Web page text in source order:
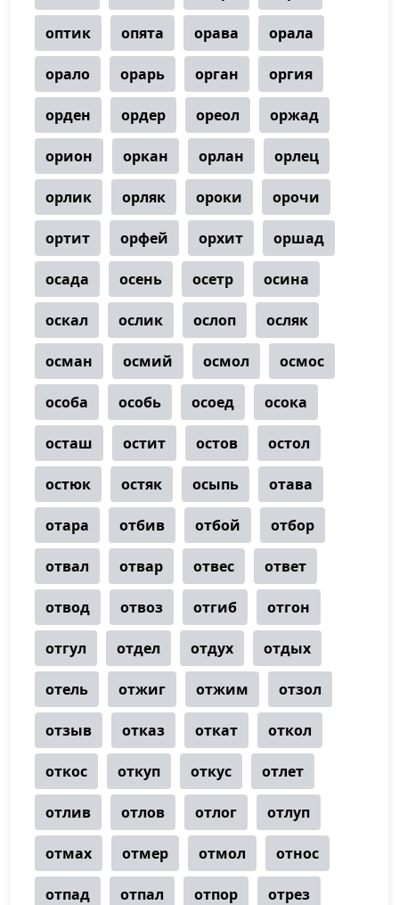
оптик опята орава орала
орало орарь орган оргия
орден ордер ореол оржад
орион оркан орлан орлец
орлик орляк ороки орочи
ортит орфей орхит оршад
осада осень осетр осина
оскал ослик ослоп осляк
осман осмий осмол осмос
особа особь осоед осока
осташ остит остов остол
остюк остяк осыпь отава
отара отбив отбой отбор
отвал отвар отвес ответ
отвод отвоз отгиб отгон
отгул отдел отдух отдых
отель отжиг отжим отзол
отзыв отказ откат откол
откос откуп откус отлет
отлив отлов отлог отлуп
отмах отмер отмол относ
отпад отпал отпор отрез